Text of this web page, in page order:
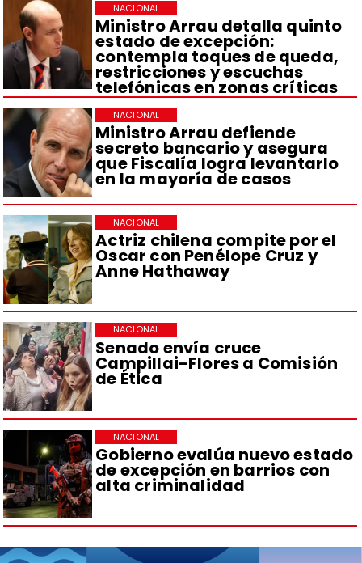
Ministro Arrau detalla quinto
estado de excepción:
contempla toques de queda,
restricciones y escuchas
telefónicas en zonas críticas
NACIONAL
Ministro Arrau defiende
secreto bancario y asegura
que Fiscalía logra levantarlo
en la mayoría de casos
NACIONAL
Actriz chilena compite por el
Oscar con Penélope Cruz y
Anne Hathaway
NACIONAL
Senado envía cruce
Campillai-Flores a Comisión
de Ética
NACIONAL
Gobierno evalúa nuevo estado
de excepción en barrios con
alta criminalidad
NACIONAL